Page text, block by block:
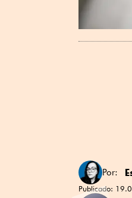
Por:
Publicado: